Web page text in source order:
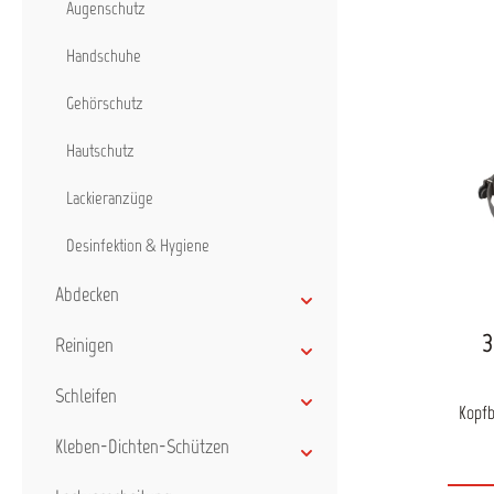
Augenschutz
Handschuhe
Gehörschutz
Hautschutz
Lackieranzüge
Desinfektion & Hygiene
Abdecken
Reinigen
Schleifen
Kleben-Dichten-Schützen
vor
eine